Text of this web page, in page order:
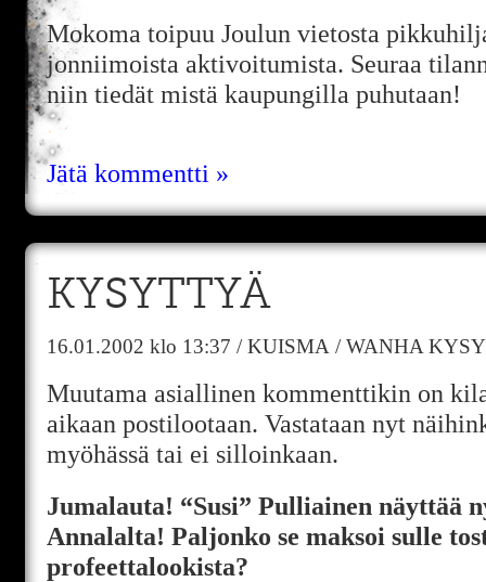
Mokoma toipuu Joulun vietosta
jonniimoista aktivoitumista. Seuraa
niin tiedät mistä kaupungilla puhutaan!
Jätä kommentti »
KYSYTTYÄ
16.01.2002 klo 13:37 /KUISMA /WANHA
Muutama asiallinen kommenttikin on
aikaan postilootaan. Vastataan nyt
myöhässä tai ei silloinkaan.
Jumalauta! “Susi” Pulliainen näyttää
Annalalta! Paljonko se maksoi sulle
profeettalookista?